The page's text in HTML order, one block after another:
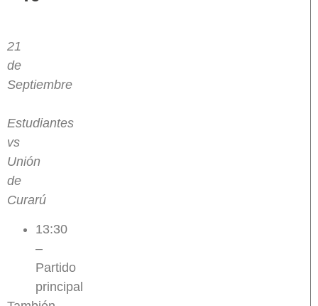
21
de
Septiembre
Estudiantes
vs
Unión
de
Curarú
13:30
–
Partido
principal